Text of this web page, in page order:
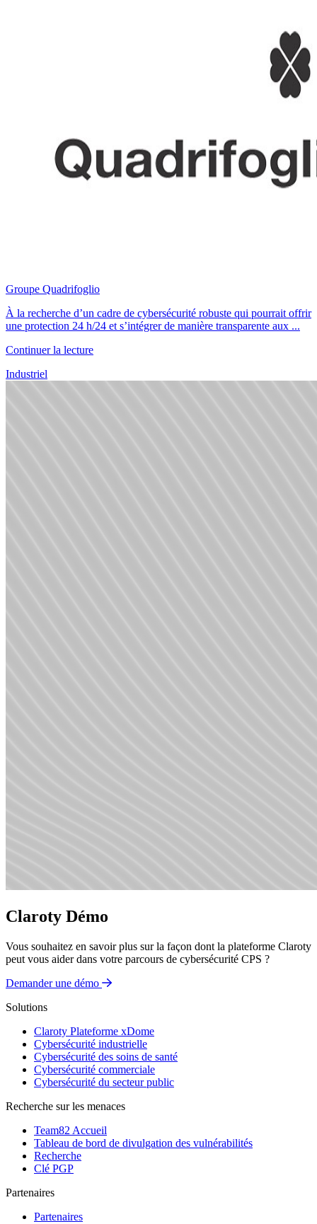
Groupe Quadrifoglio
À la recherche d’un cadre de cybersécurité robuste qui pourrait offrir
une protection 24 h/24 et s’intégrer de manière transparente aux ...
Continuer la lecture
Industriel
Claroty Démo
Vous souhaitez en savoir plus sur la façon dont la plateforme Claroty
peut vous aider dans votre parcours de cybersécurité CPS ?
Demander une démo
Solutions
Claroty Plateforme xDome
Cybersécurité industrielle
Cybersécurité des soins de santé
Cybersécurité commerciale
Cybersécurité du secteur public
Recherche sur les menaces
Team82 Accueil
Tableau de bord de divulgation des vulnérabilités
Recherche
Clé PGP
Partenaires
Partenaires